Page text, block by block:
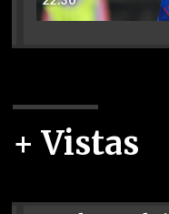
+ Vistas